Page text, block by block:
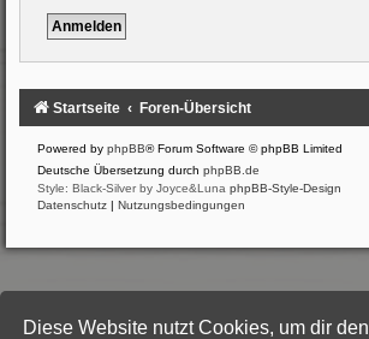
Diese Website nutzt Cookies, um dir den
Startseite Foren-Übersicht
Powered by phpBB® Forum Software © phpBB Limited
Deutsche Übersetzung durch phpBB.de
Style: Black-Silver by Joyce&Luna phpBB-Style-Design
Datenschutz | Nutzungsbedingungen